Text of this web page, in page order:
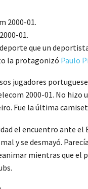
01.
que un
la protagonizó Paulo
jugadores
2000-01. No
Fue la última
el encuentro ante
y se desmayó.
mientras que el